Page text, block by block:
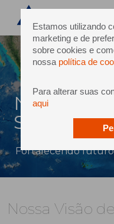
Estamos utilizando
marketing e de
sobre cookies e
nossa política de
Para alterar suas
aqui
Nossa Visão
Fortalecendo
Nossa Visão